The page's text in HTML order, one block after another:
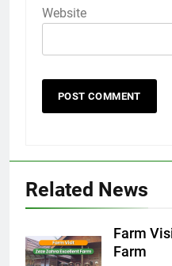
Website
Related News
Farm
Farm